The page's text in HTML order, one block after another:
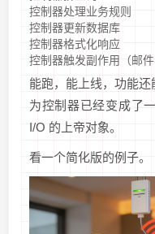
控制器处理业务规则
控制器更新数据库
控制器格式化响应
控制器触发副作用（邮件
能跑，能上线，功能
为控制器已经变成了
I/O 的上帝对象。
看一个简化版的例子。